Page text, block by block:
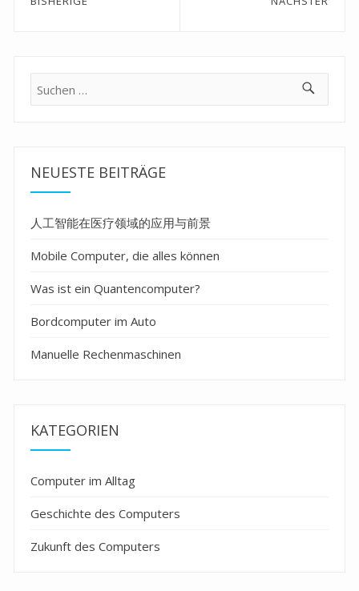
Suche
NEUESTE BEITRÄGE
人工智能在医疗领域的应用与前景
Mobile Computer, die alles können
Was ist ein Quantencomputer?
Bordcomputer im Auto
Manuelle Rechenmaschinen
KATEGORIEN
Computer im Alltag
Geschichte des Computers
Zukunft des Computers